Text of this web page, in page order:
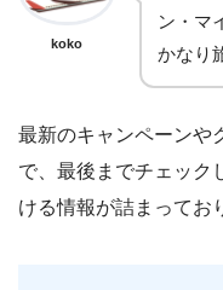
koko
ン・マ
かなり
最新のキャンペーンや
で、最後までチェック
ける情報が詰まってお